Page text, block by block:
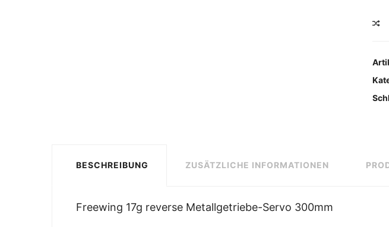
BESCHREIBUNG ZUSÄTZLICHE INFORMATIONEN
Freewing 17g reverse Metallgetriebe-Servo 300mm